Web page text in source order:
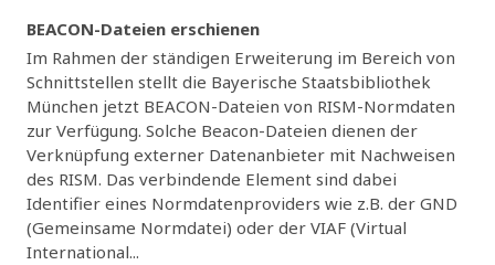
BEACON-Dateien erschienen
Im Rahmen der ständigen Erweiterung im Bereich von
Schnittstellen stellt die Bayerische Staatsbibliothek
München jetzt BEACON-Dateien von RISM-Normdaten
zur Verfügung. Solche Beacon-Dateien dienen der
Verknüpfung externer Datenanbieter mit Nachweisen
des RISM. Das verbindende Element sind dabei
Identifier eines Normdatenproviders wie z.B. der GND
(Gemeinsame Normdatei) oder der VIAF (Virtual
International...